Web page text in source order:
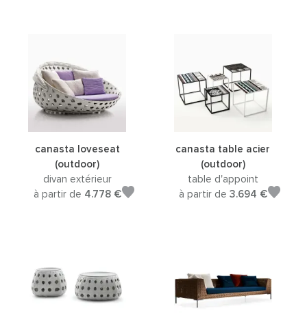
canasta loveseat
(outdoor)
divan extérieur
à partir de 4.778 €
canasta table acier
(outdoor)
table d'appoint
à partir de 3.694 €